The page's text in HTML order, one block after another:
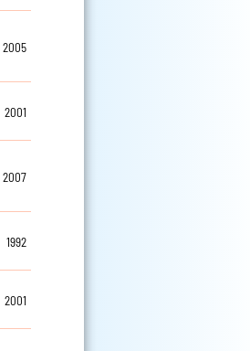
2005
2001
2007
1992
2001